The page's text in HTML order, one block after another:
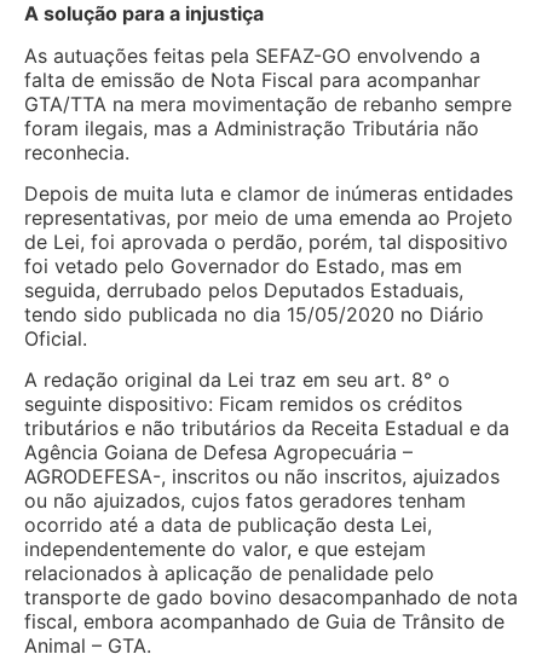
A solução para a injustiça
As autuações feitas pela SEFAZ-GO envolvendo a
falta de emissão de Nota Fiscal para acompanhar
GTA/TTA na mera movimentação de rebanho sempre
foram ilegais, mas a Administração Tributária não
reconhecia.
Depois de muita luta e clamor de inúmeras entidades
representativas, por meio de uma emenda ao Projeto
de Lei, foi aprovada o perdão, porém, tal dispositivo
foi vetado pelo Governador do Estado, mas em
seguida, derrubado pelos Deputados Estaduais,
tendo sido publicada no dia 15/05/2020 no Diário
Oficial.
A redação original da Lei traz em seu art. 8° o
seguinte dispositivo: Ficam remidos os créditos
tributários e não tributários da Receita Estadual e da
Agência Goiana de Defesa Agropecuária –
AGRODEFESA-, inscritos ou não inscritos, ajuizados
ou não ajuizados, cujos fatos geradores tenham
ocorrido até a data de publicação desta Lei,
independentemente do valor, e que estejam
relacionados à aplicação de penalidade pelo
transporte de gado bovino desacompanhado de nota
fiscal, embora acompanhado de Guia de Trânsito de
Animal – GTA.